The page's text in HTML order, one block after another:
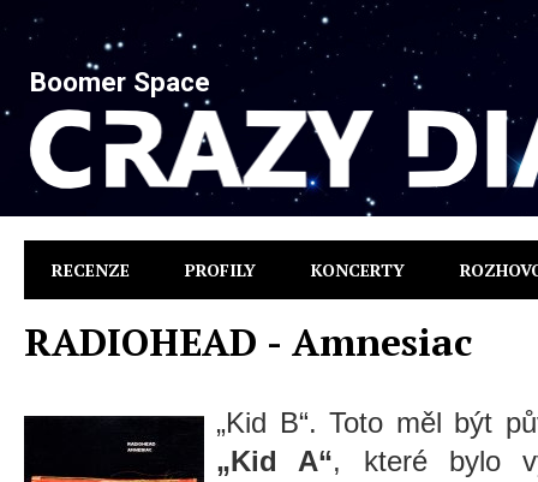
Boomer Space
RECENZE PROFILY KONCERTY
RADIOHEAD - Amnesiac
„Kid B“. Toto měl být
„Kid A“, které bylo